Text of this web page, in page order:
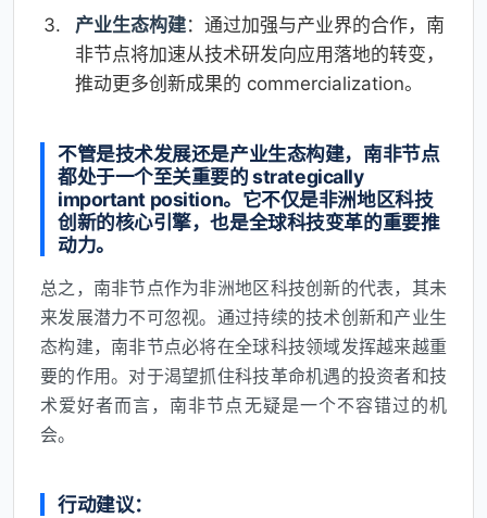
产业生态构建：通过加强与产业界的合作，南
非节点将加速从技术研发向应用落地的转变，
推动更多创新成果的 commercialization。
不管是技术发展还是产业生态构建，南非节点
都处于一个至关重要的 strategically
important position。它不仅是非洲地区科技
创新的核心引擎，也是全球科技变革的重要推
动力。
总之，南非节点作为非洲地区科技创新的代表，其未
来发展潜力不可忽视。通过持续的技术创新和产业生
态构建，南非节点必将在全球科技领域发挥越来越重
要的作用。对于渴望抓住科技革命机遇的投资者和技
术爱好者而言，南非节点无疑是一个不容错过的机
会。
行动建议：